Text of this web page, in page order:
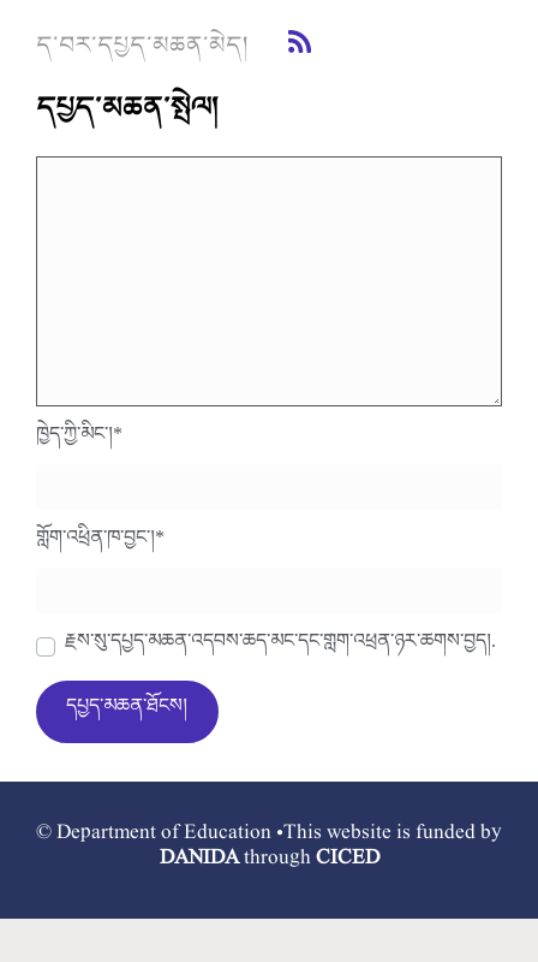
ད་བར་དཔྱད་མཆན་མེད།
དཔྱད་མཆན་སྤེལ།
ཁྱེད་ཀྱི་མིང་།*
གློག་འཕྲིན་ཁ་བྱང་།*
རྗེས་སུ་དཔྱད་མཆན་འདེབས་ཆེད་མིང་དང་གློག་འཕྲིན་ཉར་ཚགས་བྱེད།.
© Department of Education •This website is funded by
DANIDAthroughCICED